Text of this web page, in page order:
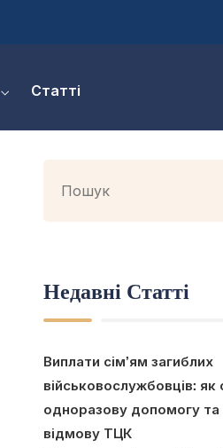
Статті
Недавні Статті
Виплати сім’ям загиблих
військовослужбовців:
одноразову допомогу
відмову ТЦК